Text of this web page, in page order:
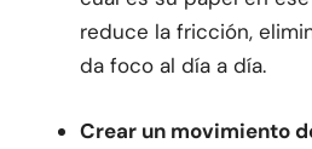
reduce la fricción,
da foco al día a día.
Crear un movimiento